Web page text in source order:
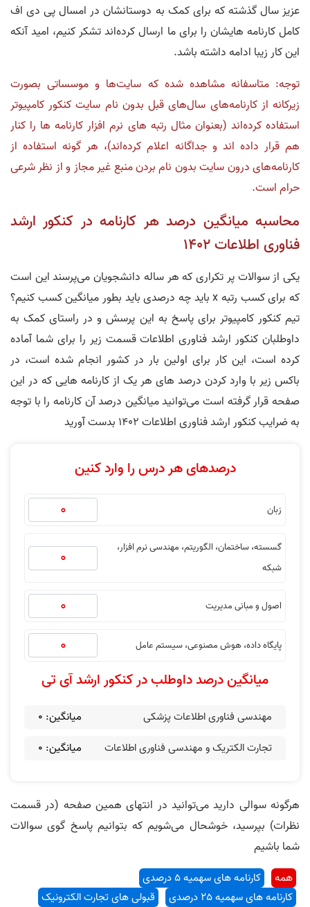
عزیز سال گذشته که برای کمک به دوستانشان در امسال پی دی اف
کامل کارنامه هایشان را برای ما ارسال کرده‌اند تشکر کنیم، امید آنکه
این کار زیبا ادامه داشته باشد.
توجه: متاسفانه مشاهده شده که سایت‌ها و موسساتی بصورت
زیرکانه از کارنامه‌های سال‌های قبل بدون نام سایت کنکور کامپیوتر
استفاده کرده‌اند (بعنوان مثال رتبه های نرم افزار کارنامه ها را کنار
هم قرار داده اند و جداگانه اعلام کرده‌اند)، هر گونه استفاده از
کارنامه‌های درون سایت بدون نام بردن منبع غیر مجاز و از نظر شرعی
حرام است.
محاسبه میانگین درصد هر کارنامه در کنکور ارشد
فناوری اطلاعات 1402
یکی از سوالات پر تکراری که هر ساله دانشجویان می‌پرسند این است
که برای کسب رتبه x باید چه درصدی باید بطور میانگین کسب کنیم؟
تیم کنکور کامپیوتر برای پاسخ به این پرسش و در راستای کمک به
داوطلبان کنکور ارشد فناوری اطلاعات قسمت زیر را برای شما آماده
کرده است، این کار برای اولین بار در کشور انجام شده است، در
باکس زیر با وارد کردن درصد های هر یک از کارنامه هایی که در این
صفحه قرار گرفته است می‌توانید میانگین درصد آن کارنامه را با توجه
به ضرایب کنکور ارشد فناوری اطلاعات 1402 بدست آورید
درصدهای هر درس را وارد کنین
زبان
گسسته، ساختمان، الگوریتم، مهندسی نرم افزار،
شبکه
اصول و مبانی مدیریت
پایگاه داده، هوش مصنوعی، سیستم عامل
میانگین درصد داوطلب در کنکور ارشد آی تی
مهندسی فناوری اطلاعات پزشکی میانگین: 0
تجارت الکتریک و مهندسی فناوری اطلاعات
میانگین: 0
هرگونه سوالی دارید می‌توانید در انتهای همین صفحه (در قسمت
نظرات) بپرسید، خوشحال می‌شویم که بتوانیم پاسخ گوی سوالات
شما باشیم
همه
کارنامه های سهمیه 5 درصدی
کارنامه های سهمیه 25 درصدی
قبولی های تجارت الکترونیک